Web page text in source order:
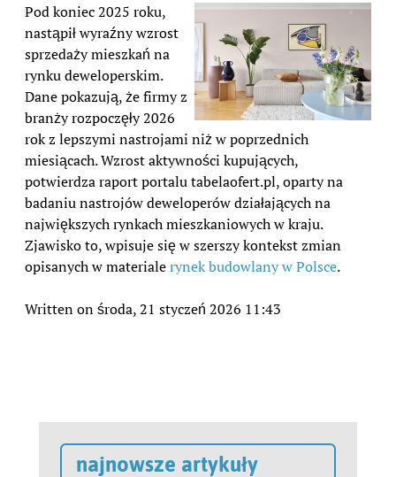
Pod koniec 2025 roku,
nastąpił wyraźny wzrost
sprzedaży mieszkań na
rynku deweloperskim.
Dane pokazują, że firmy z
branży rozpoczęły 2026
rok z lepszymi nastrojami niż w poprzednich
miesiącach. Wzrost aktywności kupujących,
potwierdza raport portalu tabelaofert.pl, oparty na
badaniu nastrojów deweloperów działających na
największych rynkach mieszkaniowych w kraju.
Zjawisko to, wpisuje się w szerszy kontekst zmian
opisanych w materialerynek budowlany w Polsce.
Written on środa, 21 styczeń 2026 11:43
najnowsze artykuły